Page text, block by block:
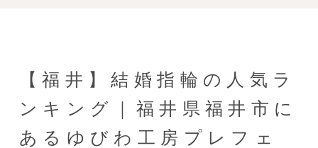
【福井】結婚指輪の人気ラ
ンキング｜福井県福井市に
あるゆびわ工房プレフェ